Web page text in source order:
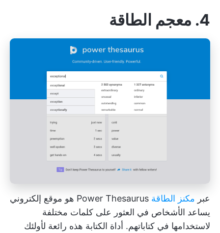
4. معجم الطاقة
عبر مكنز الطاقة
Power Thesaurus هو موقع إلكتروني
يساعد الأشخاص في العثور على كلمات مختلفة
لاستخدامها في كتاباتهم. أداة الكتابة هذه رائعة لأولئك